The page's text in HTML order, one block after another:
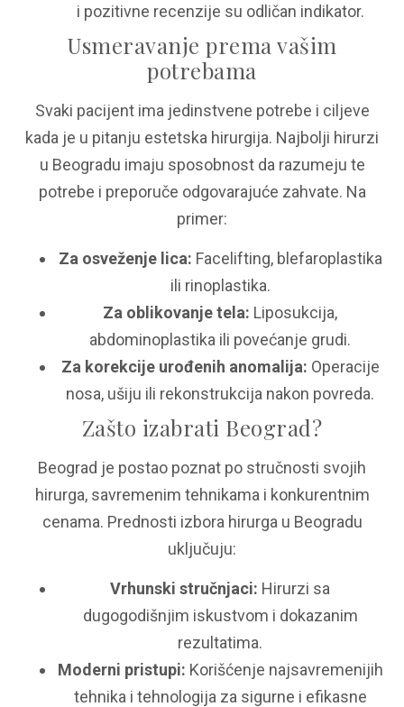
i pozitivne recenzije su odličan indikator.
Usmeravanje prema vašim
potrebama
Svaki pacijent ima jedinstvene potrebe i ciljeve
kada je u pitanju estetska hirurgija. Najbolji hirurzi
u Beogradu imaju sposobnost da razumeju te
potrebe i preporuče odgovarajuće zahvate. Na
primer:
Za osveženje lica: Facelifting, blefaroplastika
ili rinoplastika.
Za oblikovanje tela: Liposukcija,
abdominoplastika ili povećanje grudi.
Za korekcije urođenih anomalija: Operacije
nosa, ušiju ili rekonstrukcija nakon povreda.
Zašto izabrati Beograd?
Beograd je postao poznat po stručnosti svojih
hirurga, savremenim tehnikama i konkurentnim
cenama. Prednosti izbora hirurga u Beogradu
uključuju:
Vrhunski stručnjaci: Hirurzi sa
dugogodišnjim iskustvom i dokazanim
rezultatima.
Moderni pristupi: Korišćenje najsavremenijih
tehnika i tehnologija za sigurne i efikasne